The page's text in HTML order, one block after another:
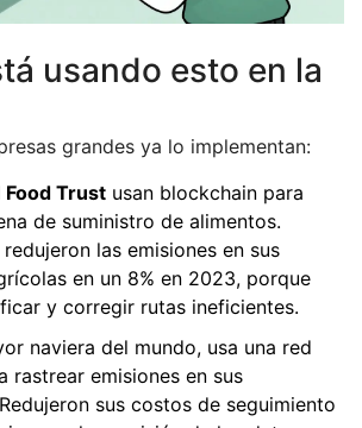
usando esto en la
grandes ya lo implementan:
Food Trust usan blockchain para
de suministro de alimentos.
las emisiones en sus
en un 8% en 2023, porque
y corregir rutas ineficientes.
naviera del mundo, usa una red
rastrear emisiones en sus
sus costos de seguimiento